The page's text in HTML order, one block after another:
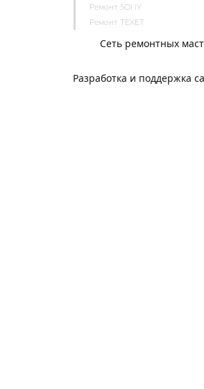
Ремонт SONY
Ремонт TEXET
Сеть ремонтных
Разработка и поддержка